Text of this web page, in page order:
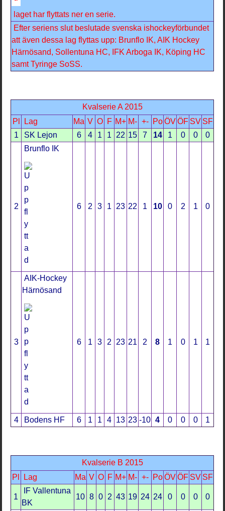
laget har flyttats ner en serie.
Efter seriens slut beslutade svenska ishockeyförbundet
att även dessa lag flyttas upp: Brunflo IK, AIK Hockey
Härnösand, Sollentuna HC, IFK Arboga IK, Köping HC
samt Tyringe SoSS.
Kvalserie A 2015
Pl
Lag Ma V O F M+ M- +- Po ÖV ÖF SV SF
1
SK Lejon 6 4 1 1 22 15 7 14 1 0 0 0
2
Brunflo IK
6 2 3 1 23 22 1 10 0 2 1 0
3
AIK-Hockey
Härnösand
6 1 3 2 23 21 2 8 1 0 1 1
4 Bodens HF 6 1 1 4 13 23 -10 4 0 0 0 1
Kvalserie B 2015
Pl
Lag Ma V O F M+ M- +- Po ÖV ÖF SV SF
1
IF Vallentuna
BK
10 8 0 2 43 19 24 24 0 0 0 0